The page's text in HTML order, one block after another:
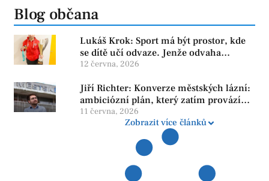
Blog občana
Lukáš Krok: Sport má být prostor, kde
se dítě učí odvaze. Jenže odvaha
neroste tam, kde se bojí udělat chybu.
12 června, 2026
Jiří Richter: Konverze městských lázní:
ambiciózní plán, který zatím provází
více otazníků než jistot
11 června, 2026
Zobrazit více článků